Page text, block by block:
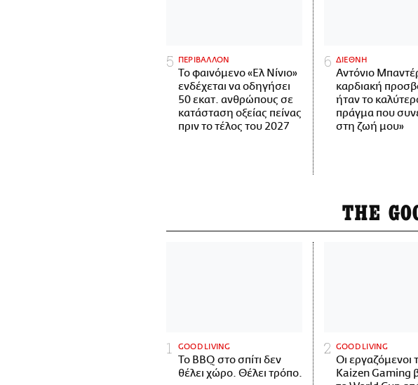
ΠΕΡΙΒΑΛΛΟΝ
Το φαινόμενο «Ελ Νίνιο»
ενδέχεται να οδηγήσει
50 εκατ. ανθρώπους σε
κατάσταση οξείας πείνας
πριν το τέλος του 2027
ΔΙΕΘΝΗ
Αντόνιο
καρδιακή
ήταν το
πράγμα που
στη ζωή μου»
THE
GOOD LIVING
Το BBQ στο σπίτι δεν
θέλει χώρο. Θέλει τρόπο.
GOOD LIVING
Οι εργαζόμενοι
Kaizen Gaming